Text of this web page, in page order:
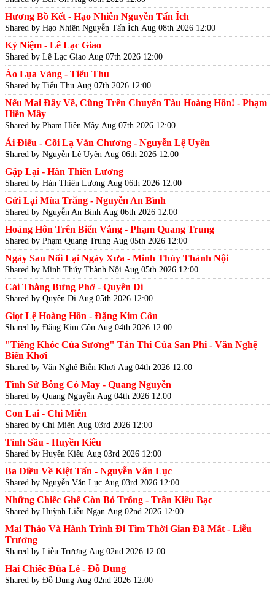
Hương Bồ Kết - Hạo Nhiên Nguyễn Tấn Ích
Shared by Hạo Nhiên Nguyễn Tấn Ích Aug 08th 2026 12:00
Kỷ Niệm - Lê Lạc Giao
Shared by Lê Lạc Giao Aug 07th 2026 12:00
Áo Lụa Vàng - Tiểu Thu
Shared by Tiểu Thu Aug 07th 2026 12:00
Nếu Mai Đây Về, Cũng Trên Chuyến Tàu Hoàng Hôn! - Phạm
Hiền Mây
Shared by Phạm Hiền Mây Aug 07th 2026 12:00
Ái Điểu - Cõi Lạ Văn Chương - Nguyễn Lệ Uyên
Shared by Nguyễn Lệ Uyên Aug 06th 2026 12:00
Gặp Lại - Hàn Thiên Lương
Shared by Hàn Thiên Lương Aug 06th 2026 12:00
Gửi Lại Mùa Trăng - Nguyễn An Bình
Shared by Nguyễn An Bình Aug 06th 2026 12:00
Hoàng Hôn Trên Biển Vắng - Phạm Quang Trung
Shared by Phạm Quang Trung Aug 05th 2026 12:00
Ngày Sau Nối Lại Ngày Xưa - Minh Thúy Thành Nội
Shared by Minh Thúy Thành Nội Aug 05th 2026 12:00
Cái Thằng Bưng Phở - Quyên Di
Shared by Quyên Di Aug 05th 2026 12:00
Giọt Lệ Hoàng Hôn - Đặng Kim Côn
Shared by Đặng Kim Côn Aug 04th 2026 12:00
"Tiếng Khóc Của Sương" Tản Thi Của San Phi - Văn Nghệ
Biển Khơi
Shared by Văn Nghệ Biển Khơi Aug 04th 2026 12:00
Tình Sử Bông Cỏ May - Quang Nguyễn
Shared by Quang Nguyễn Aug 04th 2026 12:00
Con Lai - Chi Miên
Shared by Chi Miên Aug 03rd 2026 12:00
Tình Sầu - Huyền Kiêu
Shared by Huyền Kiêu Aug 03rd 2026 12:00
Ba Điều Về Kiệt Tấn - Nguyễn Văn Lục
Shared by Nguyễn Văn Lục Aug 03rd 2026 12:00
Những Chiếc Ghế Còn Bỏ Trống - Trần Kiêu Bạc
Shared by Huỳnh Liễu Ngạn Aug 02nd 2026 12:00
Mai Thảo Và Hành Trình Đi Tìm Thời Gian Đã Mất - Liễu
Trương
Shared by Liễu Trương Aug 02nd 2026 12:00
Hai Chiếc Đũa Lẻ - Đỗ Dung
Shared by Đỗ Dung Aug 02nd 2026 12:00